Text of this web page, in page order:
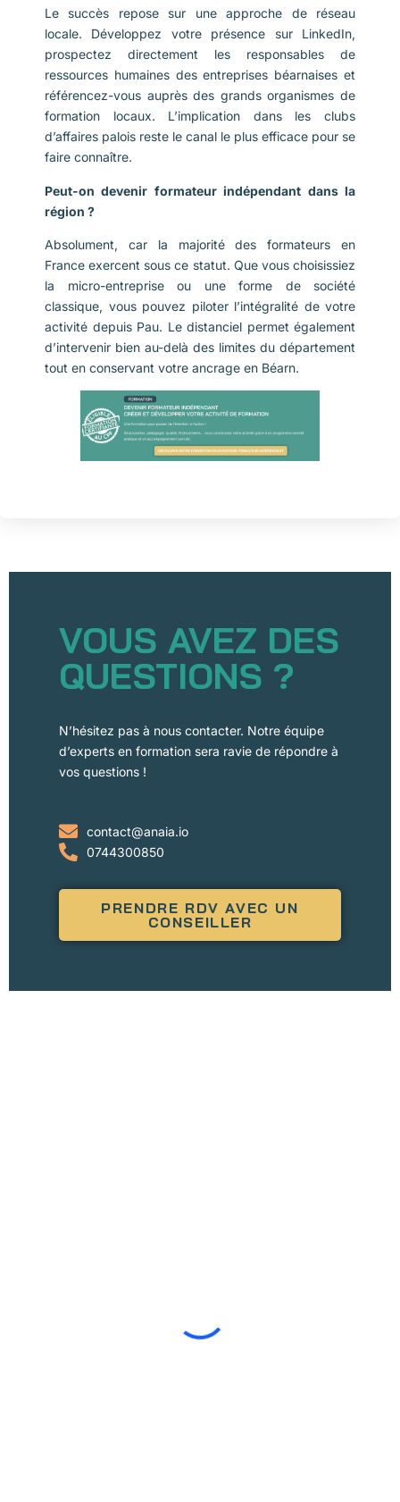
Le succès repose sur une approche de réseau
locale. Développez votre présence sur LinkedIn,
prospectez directement les responsables de
ressources humaines des entreprises béarnaises et
référencez-vous auprès des grands organismes de
formation locaux. L’implication dans les clubs
d’affaires palois reste le canal le plus efficace pour se
faire connaître.
Peut-on devenir formateur indépendant dans la
région ?
Absolument, car la majorité des formateurs en
France exercent sous ce statut. Que vous choisissiez
la micro-entreprise ou une forme de société
classique, vous pouvez piloter l’intégralité de votre
activité depuis Pau. Le distanciel permet également
d’intervenir bien au-delà des limites du département
tout en conservant votre ancrage en Béarn.
VOUS AVEZ DES
QUESTIONS ?
N’hésitez pas à nous contacter. Notre équipe
d’experts en formation sera ravie de répondre à
vos questions !
contact@anaia.io
0744300850
PRENDRE RDV AVEC UN
CONSEILLER